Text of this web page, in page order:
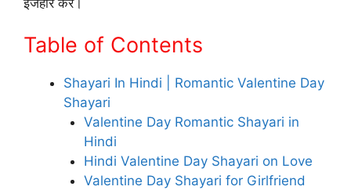
Table of Contents
Shayari In Hindi | Romantic Valentine Day
Shayari
Valentine Day Romantic Shayari in
Hindi
Hindi Valentine Day Shayari on Love
Valentine Day Shayari for Girlfriend